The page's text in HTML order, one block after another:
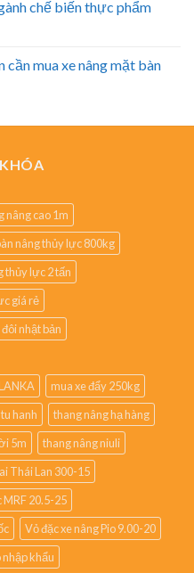
chế biến thực phẩm
cần mua xe nâng mặt bàn
nâng cao 1m
nâng thủy lực 800kg
thủy lực 2 tấn
giá rẻ
nhật bản
mua xe đẩy 250kg
hanh
thang nâng hạ hàng
5m
thang nâng niuli
Thái Lan 300-15
MRF 20.5-25
Vỏ đặc xe nâng Pio 9.00-20
nhập khẩu